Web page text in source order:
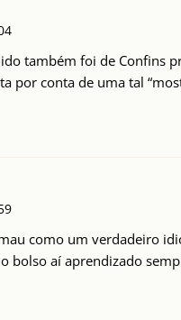
também foi de Confins
por conta de uma tal
como um verdadeiro
bolso aí aprendizado